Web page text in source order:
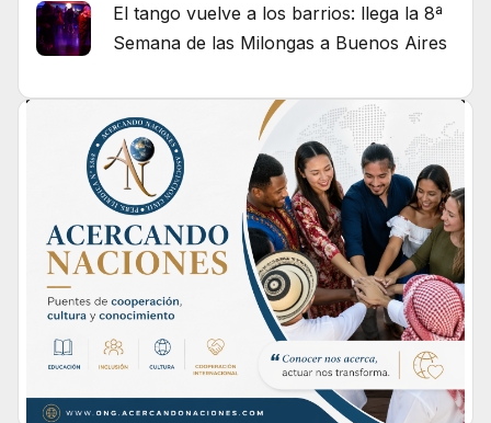
El tango vuelve a los barrios: llega la 8ª
Semana de las Milongas a Buenos Aires